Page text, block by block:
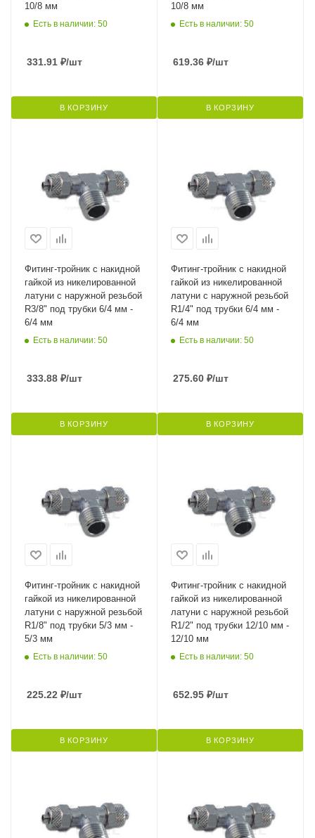
10/8 мм
Есть в наличии: 50
331.91 ₽/шт
В КОРЗИНУ
10/8 мм
Есть в наличии: 50
619.36 ₽/шт
В КОРЗИНУ
Фитинг-тройник с накидной
гайкой из никелированной
латуни с наружной резьбой
R3/8" под трубки 6/4 мм -
6/4 мм
Есть в наличии: 50
333.88 ₽/шт
В КОРЗИНУ
Фитинг-тройник с накидной
гайкой из никелированной
латуни с наружной резьбой
R1/4" под трубки 6/4 мм -
6/4 мм
Есть в наличии: 50
275.60 ₽/шт
В КОРЗИНУ
Фитинг-тройник с накидной
гайкой из никелированной
латуни с наружной резьбой
R1/8" под трубки 5/3 мм -
5/3 мм
Есть в наличии: 50
225.22 ₽/шт
В КОРЗИНУ
Фитинг-тройник с накидной
гайкой из никелированной
латуни с наружной резьбой
R1/2" под трубки 12/10 мм -
12/10 мм
Есть в наличии: 50
652.95 ₽/шт
В КОРЗИНУ